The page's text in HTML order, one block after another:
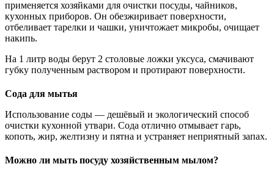
применяется хозяйками для очистки посуды, чайников,
кухонных приборов. Он обезжиривает поверхности,
отбеливает тарелки и чашки, уничтожает микробы, очищает
накипь.
На 1 литр воды берут 2 столовые ложки уксуса, смачивают
губку полученным раствором и протирают поверхности.
Сода для мытья
Использование соды — дешёвый и экологический способ
очистки кухонной утвари. Сода отлично отмывает гарь,
копоть, жир, желтизну и пятна и устраняет неприятный запах.
Можно ли мыть посуду хозяйственным мылом?